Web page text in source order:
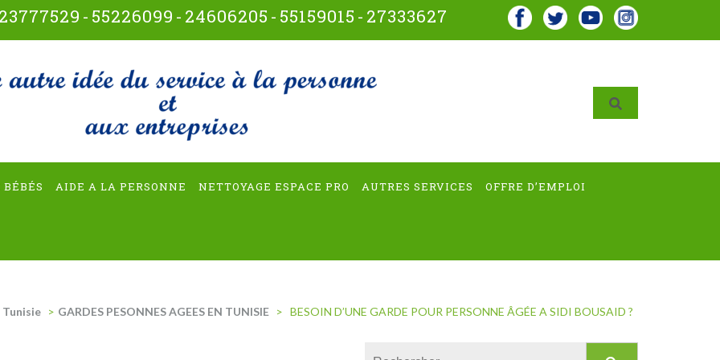
23777529 - 55226099 - 24606205 - 55159015 - 27333627
multiservices
BÉBÉS AIDE A LA PERSONNE NETTOYAGE ESPACE PRO AUTRES SERVICES OFFRE D’EMPLOI
Tunisie > GARDES PESONNES AGEES EN TUNISIE > BESOIN D’UNE GARDE POUR PERSONNE ÂGÉE A SIDI BOUSAID ?
Rechercher :